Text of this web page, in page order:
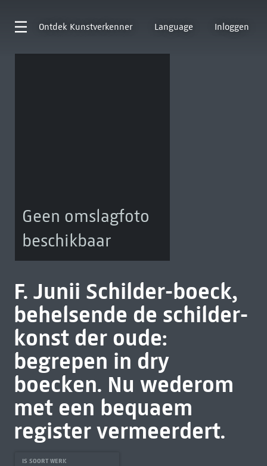
Ontdek Kunstverkenner Language Inloggen
Geen omslagfoto
beschikbaar
F. Junii Schilder-boeck,
behelsende de schilder-
konst der oude:
begrepen in dry
boecken. Nu wederom
met een bequaem
register vermeerdert.
IS SOORT WERK